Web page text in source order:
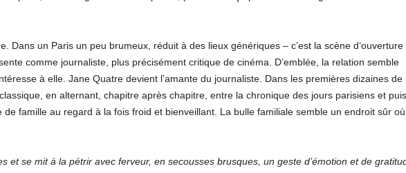
Dans un Paris un peu brumeux, réduit à des lieux génériques – c’est la scène
comme journaliste, plus précisément critique de cinéma. D’emblée, la relation semble
à elle. Jane Quatre devient l’amante du journaliste. Dans les premières dizaines de
en alternant, chapitre après chapitre, entre la chronique des jours parisiens et
famille au regard à la fois froid et bienveillant. La bulle familiale semble un endroit sûr
et se mit à la pétrir avec ferveur, en secousses brusques, un geste d’émotion et de